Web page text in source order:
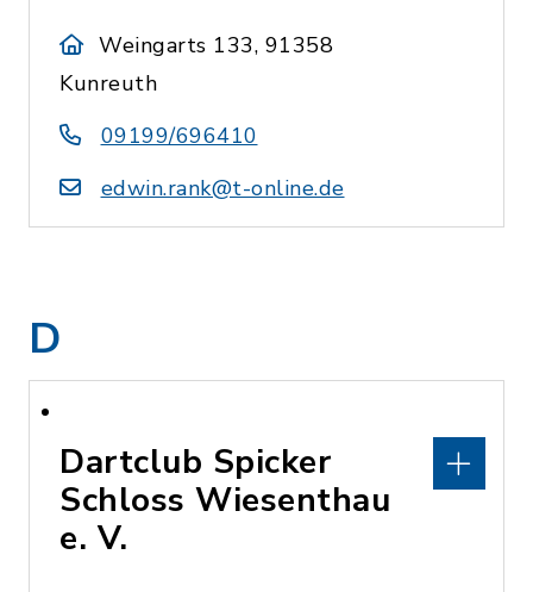
Weingarts 133, 91358
Kunreuth
09199/696410
edwin.rank@t-online.de
D
Dartclub Spicker
Schloss Wiesenthau
e. V.